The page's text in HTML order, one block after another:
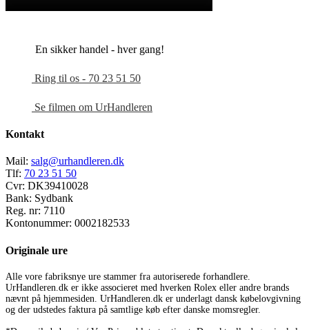
En sikker handel - hver gang!
Ring til os - 70 23 51 50
Se filmen om UrHandleren
Kontakt
Mail: salg@urhandleren.dk
Tlf: 70 23 51 50
Cvr: DK39410028
Bank: Sydbank
Reg. nr: 7110
Kontonummer: 0002182533
Originale ure
Alle vore fabriksnye ure stammer fra autoriserede forhandlere.
UrHandleren.dk er ikke associeret med hverken Rolex eller andre brands
nævnt på hjemmesiden. UrHandleren.dk er underlagt dansk købelovgivning
og der udstedes faktura på samtlige køb efter danske momsregler.